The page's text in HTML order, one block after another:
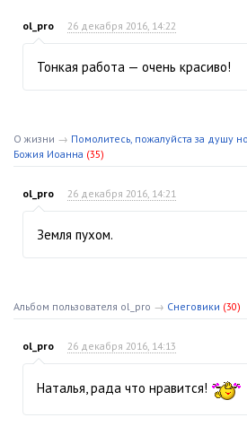
ol_pro 26 декабря 2016, 14:22
Тонкая работа — очень красиво!
О жизни → Помолитесь, пожалуйста за душу
Божия Иоанна (35)
ol_pro 26 декабря 2016, 14:21
Земля пухом.
Альбом пользователя ol_pro → Снеговики (30)
ol_pro 26 декабря 2016, 14:13
Наталья, рада что нравится!